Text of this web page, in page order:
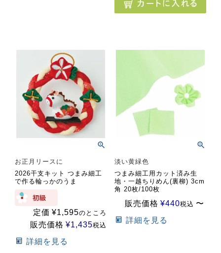
お正月リースに
2026干支キット つまみ細工
で作る輪っかのうま
定価 ¥1,595のところ
販売価格 ¥1,435税込
詳細を見る
淡い黄緑色
つまみ細工用カット済み生
地・一越ちりめん(裏柳) 3cm
角 20枚/100枚
販売価格 ¥440税込 〜
詳細を見る